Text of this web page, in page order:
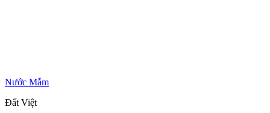
Nước Mắm
Đất Việt